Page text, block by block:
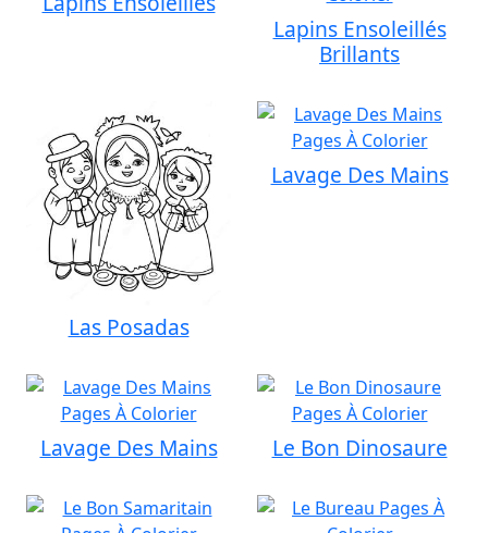
Lapins Ensoleillés
Brillants
Las Posadas
Lavage Des Mains
Lavage Des Mains Le Bon Dinosaure